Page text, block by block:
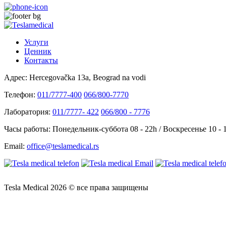
Услуги
Ценник
Контакты
Адрес: Hercegovačka 13a, Beograd na vodi
Телефон: 011/7777-400 066/800-7770
Лаборатория: 011/7777- 422 066/800 - 7776
Часы работы: Понедельник-суббота 08 - 22h / Воскресенье 10 -
Email: office@teslamedical.rs
Tesla Medical 2026 © все права защищены